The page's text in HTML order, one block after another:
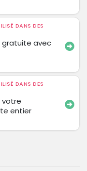
DANS DES
gratuite avec
DANS DES
votre
entier